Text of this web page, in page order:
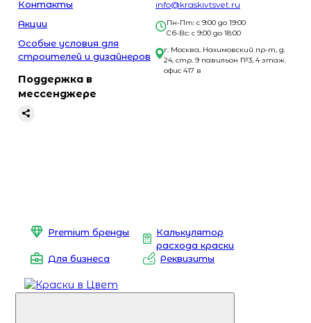
Контакты
Акции
Особые условия для
строителей и дизайнеров
Поддержка в
мессенджере
info@kraskivtsvet.ru
Пн-Пт: с 9:00 до 19:00
Сб-Вс: с 9:00 до 18:00
г. Москва, Нахимовский пр-т, д.
24, стр. 9 павильон №3, 4 этаж.
офис 417 в
Premium бренды
Калькулятор
расхода краски
Для бизнеса
Реквизиты